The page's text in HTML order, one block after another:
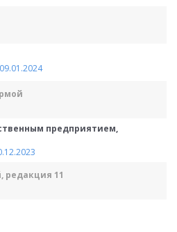
предприятием,
редакция 11